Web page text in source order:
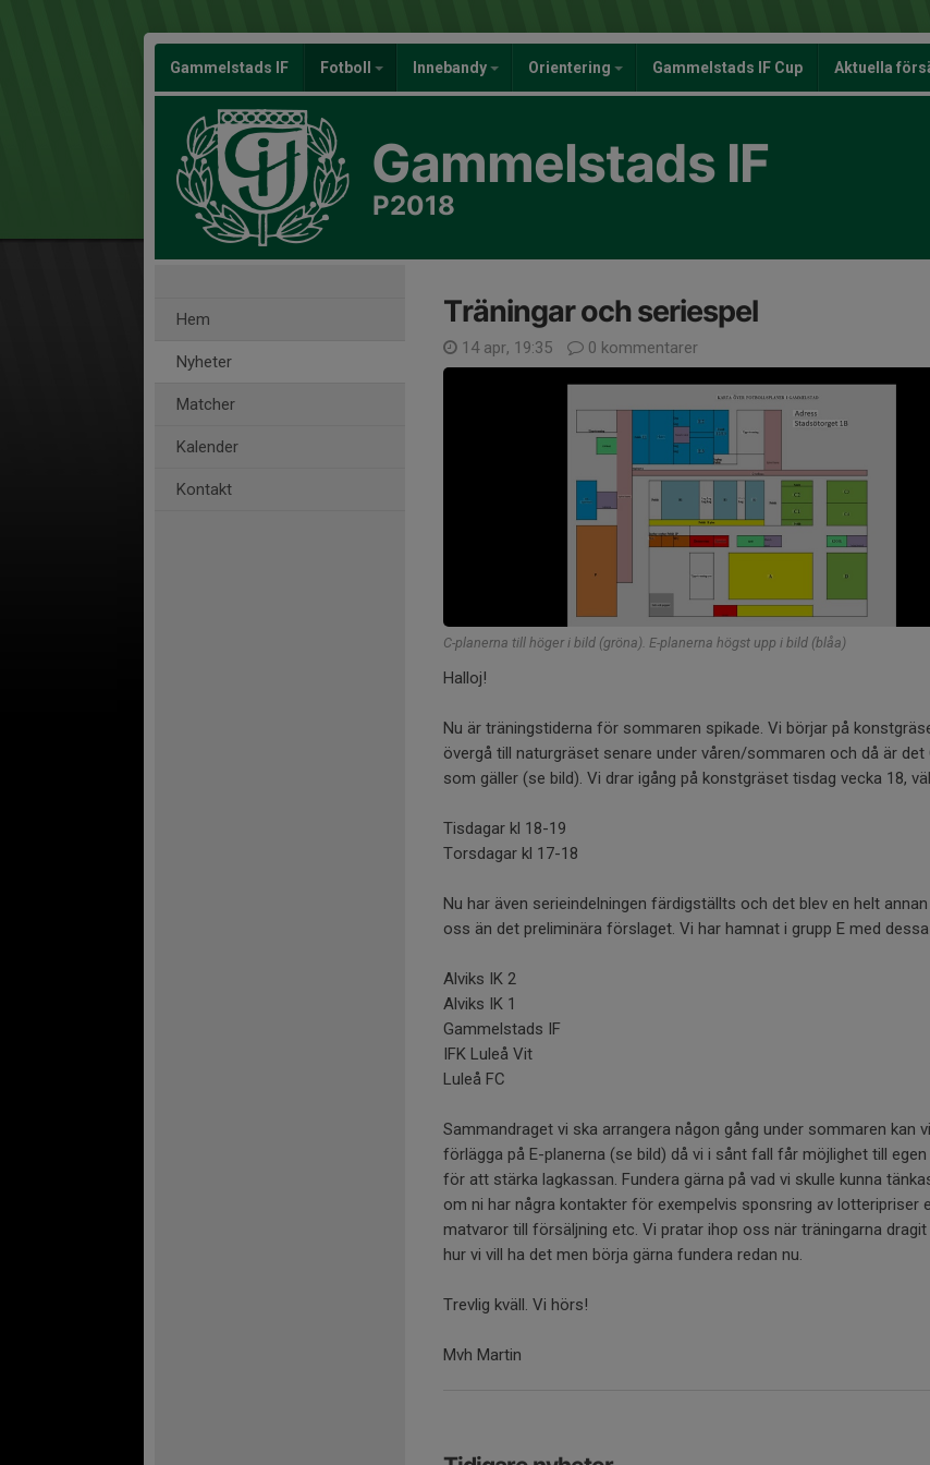
Gammelstads IF Fotboll Innebandy Orientering Gammelstads IF Cup Aktuella
Gammelstads IF
P2018
Hem
Nyheter
Matcher
Kalender
Kontakt
Träningar och seriespel
14 apr, 19:35 0 kommentarer
C-planerna till höger i bild (gröna). E-planerna högst upp i bild (blåa)
Halloj!
Nu är träningstiderna för sommaren spikade. Vi börjar på
övergå till naturgräset senare under våren/sommaren och då är det
som gäller (se bild). Vi drar igång på konstgräset tisdag vecka 18,
Tisdagar kl 18-19
Torsdagar kl 17-18
Nu har även serieindelningen färdigställts och det blev en helt
oss än det preliminära förslaget. Vi har hamnat i grupp E med dessa
Alviks IK 2
Alviks IK 1
Gammelstads IF
IFK Luleå Vit
Luleå FC
Sammandraget vi ska arrangera någon gång under sommaren kan
förlägga på E-planerna (se bild) då vi i sånt fall får möjlighet till
för att stärka lagkassan. Fundera gärna på vad vi skulle kunna
om ni har några kontakter för exempelvis sponsring av lotteripriser
matvaror till försäljning etc. Vi pratar ihop oss när träningarna dragit
hur vi vill ha det men börja gärna fundera redan nu.
Trevlig kväll. Vi hörs!
Mvh Martin